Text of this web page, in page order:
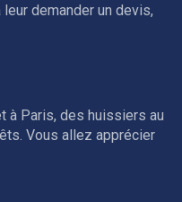
demander un devis,
à Paris, des huissiers au
Vous allez apprécier